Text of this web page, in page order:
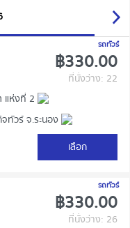
รถทัวร์
฿330.00
ที่นั่งว่าง: 22
แห่งที่ 2
ทัวร์ จ.ระนอง
เลือก
รถทัวร์
฿330.00
ที่นั่งว่าง: 26